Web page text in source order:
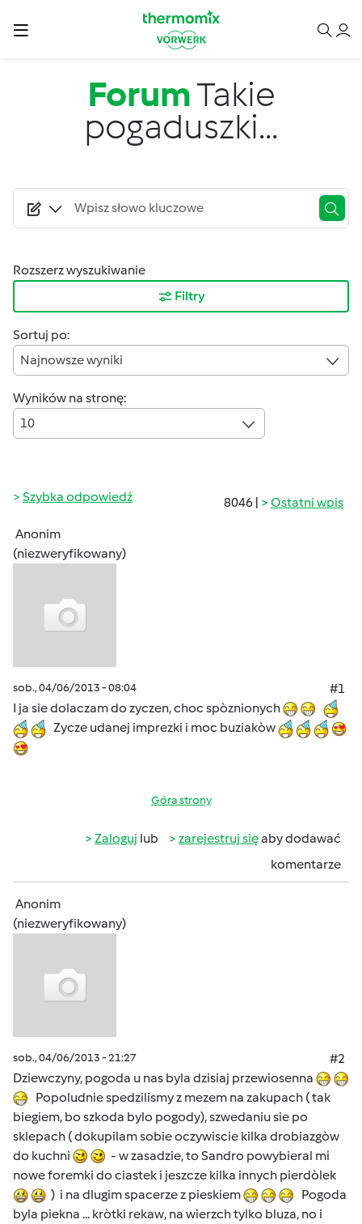
ForumTakie
pogaduszki...
Rozszerz wyszukiwanie
Filtry
Sortuj po:
Najnowsze wyniki
Wyników na stronę:
10
8046 | Ostatni wpis
Szybka odpowiedź
Anonim
(niezweryfikowany)
sob., 04/06/2013 - 08:04
#1
I ja sie dolaczam do zyczen, choc spòznionych
Zycze udanej imprezki i moc buziakòw
Góra strony
Zaloguj lub zarejestruj sięaby dodawać
komentarze
Anonim
(niezweryfikowany)
sob., 04/06/2013 - 21:27
#2
Dziewczyny, pogoda u nas byla dzisiaj przewiosenna
Popoludnie spedzilismy z mezem na zakupach ( tak
biegiem, bo szkoda bylo pogody), szwedaniu sie po
sklepach ( dokupilam sobie oczywiscie kilka drobiazgòw
do kuchni
- w zasadzie, to Sandro powybieral mi
nowe foremki do ciastek i jeszcze kilka innych pierdòlek
) i na dlugim spacerze z pieskiem
Pogoda
byla piekna ... kròtki rekaw, na wierzch tylko bluza, no i